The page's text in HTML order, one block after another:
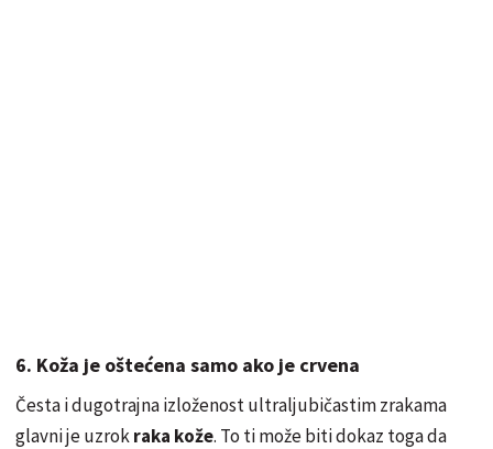
6. Koža je oštećena samo ako je crvena
Česta i dugotrajna izloženost ultraljubičastim zrakama
glavni je uzrokraka kože. To ti može biti dokaz toga da